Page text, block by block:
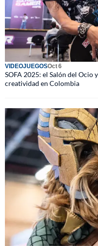
VIDEOJUEGOSOct 6
SOFA 2025: el Salón del Ocio
creatividad en Colombia